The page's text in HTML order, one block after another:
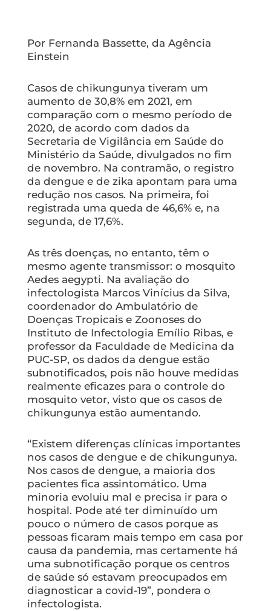
Por Fernanda Bassette, da Agência
Einstein
Casos de chikungunya tiveram um
aumento de 30,8% em 2021, em
comparação com o mesmo período de
2020, de acordo com dados da
Secretaria de Vigilância em Saúde do
Ministério da Saúde, divulgados no fim
de novembro. Na contramão, o registro
da dengue e de zika apontam para uma
redução nos casos. Na primeira, foi
registrada uma queda de 46,6% e, na
segunda, de 17,6%.
As três doenças, no entanto, têm o
mesmo agente transmissor: o mosquito
Aedes aegypti. Na avaliação do
infectologista Marcos Vinícius da Silva,
coordenador do Ambulatório de
Doenças Tropicais e Zoonoses do
Instituto de Infectologia Emílio Ribas, e
professor da Faculdade de Medicina da
PUC-SP, os dados da dengue estão
subnotificados, pois não houve medidas
realmente eficazes para o controle do
mosquito vetor, visto que os casos de
chikungunya estão aumentando.
“Existem diferenças clínicas importantes
nos casos de dengue e de chikungunya.
Nos casos de dengue, a maioria dos
pacientes fica assintomático. Uma
minoria evoluiu mal e precisa ir para o
hospital. Pode até ter diminuído um
pouco o número de casos porque as
pessoas ficaram mais tempo em casa por
causa da pandemia, mas certamente há
uma subnotificação porque os centros
de saúde só estavam preocupados em
diagnosticar a covid-19”, pondera o
infectologista.